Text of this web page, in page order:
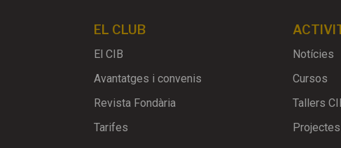
EL CLUB
El CIB
Avantatges i convenis
Revista Fondària
Tarifes
Notícies
Cursos
Tallers